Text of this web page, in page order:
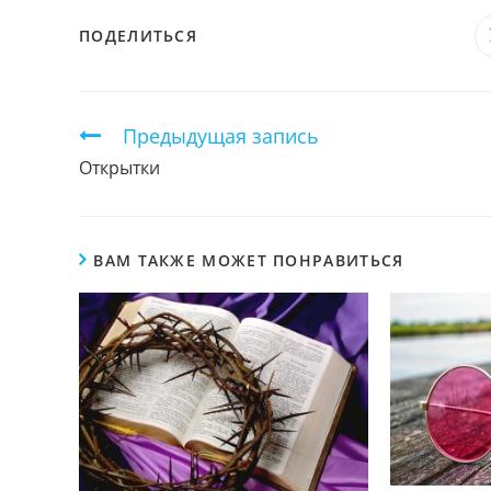
ПОДЕЛИТЬСЯ
Продолжить
чтение
Предыдущая запись
Открытки
ВАМ ТАКЖЕ МОЖЕТ ПОНРАВИТЬСЯ